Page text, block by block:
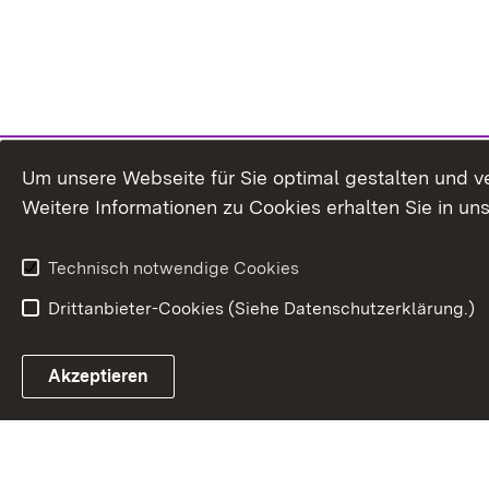
Um unsere Webseite für Sie optimal gestalten und
Weitere Informationen zu Cookies erhalten Sie in
Technisch notwendige Cookies
Drittanbieter-Cookies (Siehe Datenschutzerklärung.)
Akzeptieren